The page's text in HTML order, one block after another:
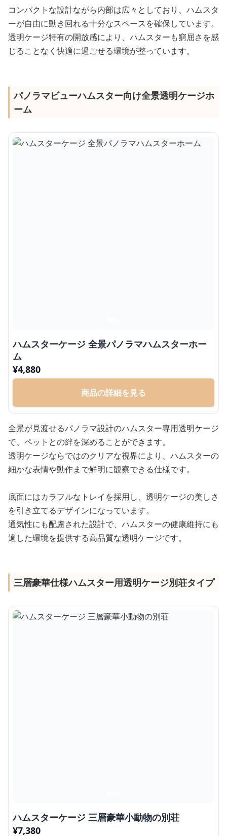
コンパクトな設計ながら内部は広々としており、ハムスタ
ーが自由に動き回れる十分なスペースを確保しています。
透明ケージ特有の開放感により、ハムスターも窮屈さを感
じることなく快適に過ごせる環境が整っています。
パノラマビューハムスター向け全景透明ケージホ
ーム
ハムスターケージ 全景パノラマハムスターホー
ム
¥4,880
商品の詳細を見る
全景が見渡せるパノラマ設計のハムスター専用透明ケージ
で、ペットとの絆を深めることができます。
透明ケージならではのクリアな視界により、ハムスターの
細かな表情や動作まで鮮明に観察できる仕様です。
底面にはカラフルなトレイを採用し、透明ケージの美しさ
を引き立てるデザインになっています。
通気性にも配慮された設計で、ハムスターの健康維持にも
適した環境を提供する高品質な透明ケージです。
三層豪華仕様ハムスター用透明ケージ別荘タイプ
ハムスターケージ 三層豪華小動物の別荘
¥7,380